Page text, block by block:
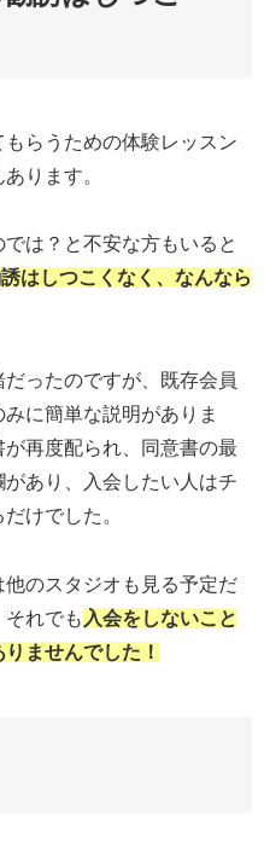
らうための体験レッスン
ります。
は？と不安な方もいると
はしつこくなく、なんなら
ったのですが、既存会員
に簡単な説明がありま
再度配られ、同意書の最
あり、入会したい人はチ
けでした。
のスタジオも見る予定だ
れでも 入会をしないこと
ませんでした！